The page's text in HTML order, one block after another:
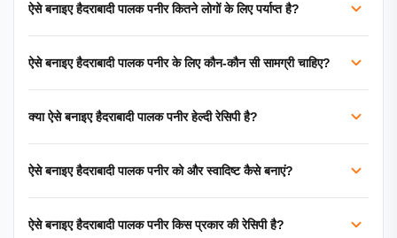
ऐसे बनाइए हैदराबादी पालक पनीर कितने लोगों के लिए पर्याप्त है?
ऐसे बनाइए हैदराबादी पालक पनीर के लिए कौन-कौन सी सामग्री चाहिए?
क्या ऐसे बनाइए हैदराबादी पालक पनीर हेल्दी रेसिपी है?
ऐसे बनाइए हैदराबादी पालक पनीर को और स्वादिष्ट कैसे बनाएं?
ऐसे बनाइए हैदराबादी पालक पनीर किस प्रकार की रेसिपी है?